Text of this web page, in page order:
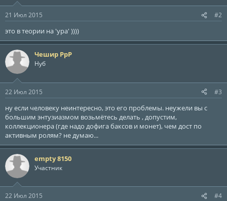
:
21 Июл 2015 #2
это в теории на 'ура' ))))
Чешир РрР
Нуб
22 Июл 2015 #3
ну если человеку неинтересно, это его проблемы. неужели вы с
большим энтузиазмом возьмётесь делать , допустим,
коллекционера (где надо дофига баксов и монет), чем дост по
активным ролям? не думаю...
empty 8150
Участник
22 Июл 2015 #4